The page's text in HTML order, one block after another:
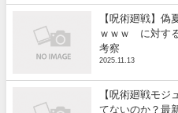
【呪術廻戦】偽
ｗｗｗ に対す
考察
2025.11.13
【呪術廻戦モジ
てないのか？最